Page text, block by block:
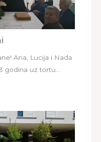
Ana, Lucija i Nada
godina uz tortu…